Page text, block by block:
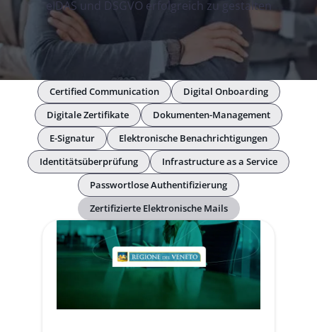
eIDAS und DSGVO erfolgreich zu gestalten
Certified Communication
Digital Onboarding
Digitale Zertifikate
Dokumenten-Management
E-Signatur
Elektronische Benachrichtigungen
Identitätsüberprüfung
Infrastructure as a Service
Passwortlose Authentifizierung
Zertifizierte Elektronische Mails